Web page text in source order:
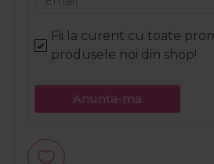
Fii la curent cu toate
produsele noi din shop!
Anunta-ma